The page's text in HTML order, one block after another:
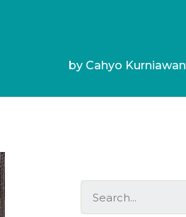
by Cahyo Kurniawan